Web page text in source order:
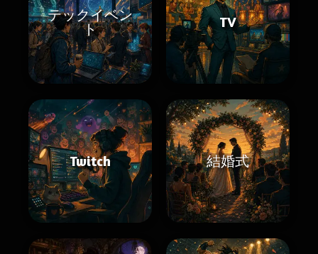
テックイベン
ト
TV
Twitch 結婚式